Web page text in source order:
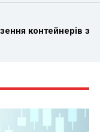
контейнерів з